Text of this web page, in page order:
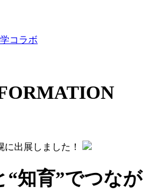
出展しました！
“知育”でつなが